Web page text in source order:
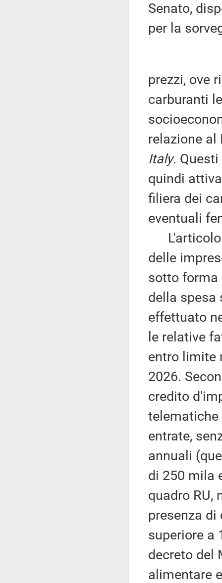
Senato,
per la
prezzi, ove
carburanti
relazione
Italy.
quindi
filiera dei
eventuali
L'articolo
delle
sotto forma
della spesa
effettuato
le relative
entro limite
2026.
credito
telematiche
entrate,
annuali
di 250 mila
quadro RU,
presenza
superiore a
decreto del
alimentare